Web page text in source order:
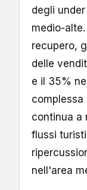
degli
medio-
recupero,
delle
e il 35%
complessa
continua a
flussi
nell'area